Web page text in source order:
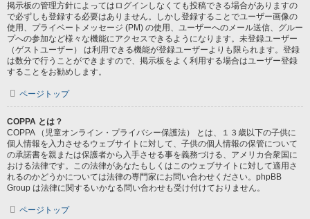
掲示板の管理方針によってはログインしなくても投稿できる場合がありますの
で必ずしも登録する必要はありません。しかし登録することでユーザー画像の
使用、プライベートメッセージ (PM) の使用、ユーザーへのメール送信、グルー
プへの参加など様々な機能にアクセスできるようになります。未登録ユーザー
（ゲストユーザー） は利用できる機能が登録ユーザーよりも限られます。登録
は数分で行うことができますので、掲示板をよく利用する場合はユーザー登録
することをお勧めします。
ページトップ
COPPA とは？
COPPA （児童オンライン・プライバシー保護法） とは、１３歳以下の子供に
個人情報を入力させるウェブサイトに対して、子供の個人情報の保管について
の承諾書を親または保護者から入手させる事を義務づける、アメリカ合衆国に
おける法律です。この法律があなたもしくはこのウェブサイトに対して適用さ
れるのかどうかについては法律の専門家にお問い合わせください。phpBB
Group は法律に関するいかなる問い合わせも受け付けておりません。
ページトップ